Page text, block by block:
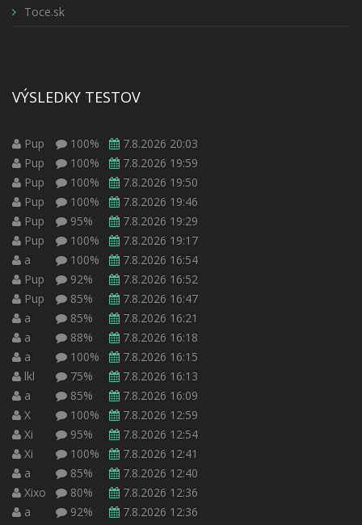
Toce.sk
VÝSLEDKY TESTOV
Pup 100%
7.8.2026 20:03
Pup
100%
7.8.2026 19:59
Pup
100%
7.8.2026 19:50
Pup
100%
7.8.2026 19:46
Pup
95%
7.8.2026 19:29
Pup
100%
7.8.2026 19:17
a
100%
7.8.2026 16:54
Pup
92%
7.8.2026 16:52
Pup
85%
7.8.2026 16:47
a
85%
7.8.2026 16:21
a
88%
7.8.2026 16:18
a
100%
7.8.2026 16:15
lkl
75%
7.8.2026 16:13
a
85%
7.8.2026 16:09
X
100%
7.8.2026 12:59
Xi
95%
7.8.2026 12:54
Xi
100%
7.8.2026 12:41
a
85%
7.8.2026 12:40
Xixo
80%
7.8.2026 12:36
a
92% 7.8.2026 12:36